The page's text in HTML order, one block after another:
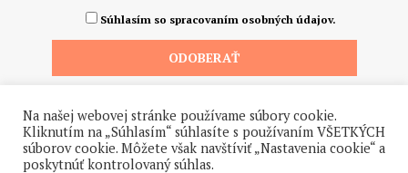
Súhlasím so spracovaním osobných údajov.
Na našej webovej stránke používame súbory cookie.
Kliknutím na „Súhlasím“ súhlasíte s používaním VŠETKÝCH
súborov cookie. Môžete však navštíviť „Nastavenia cookie“ a
poskytnúť kontrolovaný súhlas.